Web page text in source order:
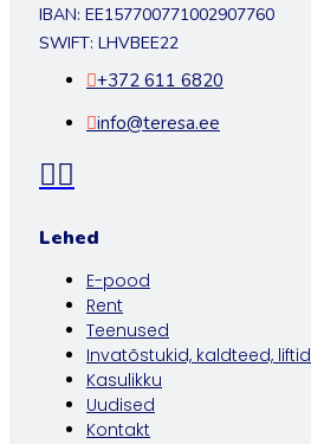
IBAN: EE157700771002907760
SWIFT: LHVBEE22
+372 611 6820
info@teresa.ee
Lehed
E-pood
Rent
Teenused
Invatõstukid, kaldteed, liftid
Kasulikku
Uudised
Kontakt